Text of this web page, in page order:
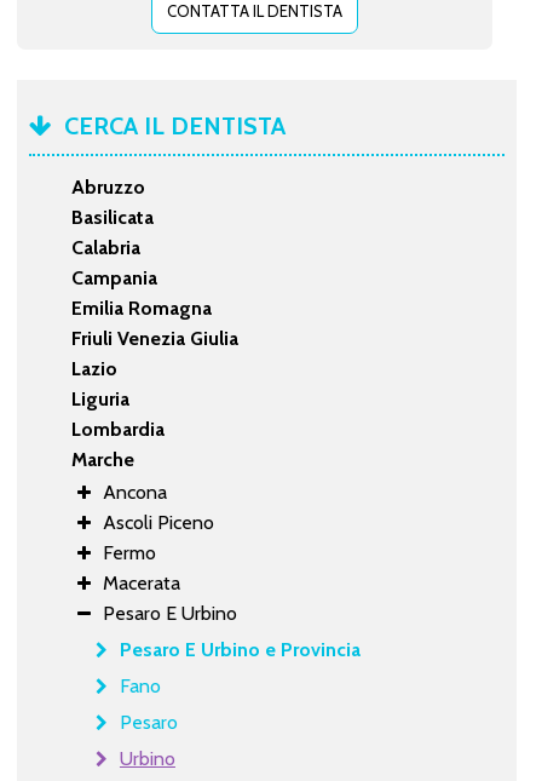
CONTATTA IL DENTISTA
CERCA IL DENTISTA
Abruzzo
Basilicata
Calabria
Campania
Emilia Romagna
Friuli Venezia Giulia
Lazio
Liguria
Lombardia
Marche
Ancona
Ascoli Piceno
Fermo
Macerata
Pesaro E Urbino
Pesaro E Urbino e Provincia
Fano
Pesaro
Urbino